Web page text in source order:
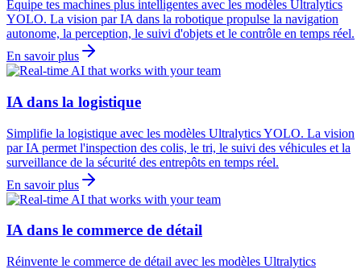
Équipe tes machines plus intelligentes avec les modèles Ultralytics
YOLO. La vision par IA dans la robotique propulse la navigation
autonome, la perception, le suivi d'objets et le contrôle en temps réel.
En savoir plus
IA dans la logistique
Simplifie la logistique avec les modèles Ultralytics YOLO. La vision
par IA permet l'inspection des colis, le tri, le suivi des véhicules et la
surveillance de la sécurité des entrepôts en temps réel.
En savoir plus
IA dans le commerce de détail
Réinvente le commerce de détail avec les modèles Ultralytics